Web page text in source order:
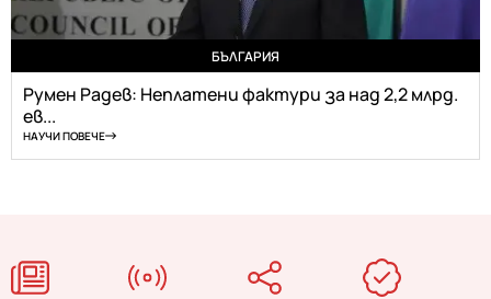
БЪЛГАРИЯ
Румен Радев: Неплатени фактури за над 2,2 млрд.
ев...
НАУЧИ ПОВЕЧЕ